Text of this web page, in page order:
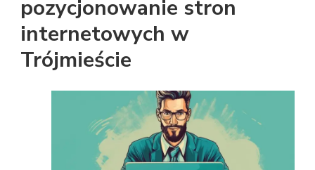
pozycjonowanie stron
internetowych w
Trójmieście